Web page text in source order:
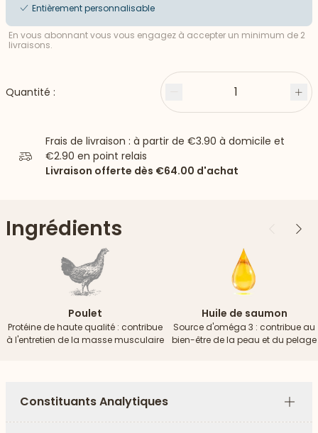
Entièrement personnalisable
En vous abonnant vous vous engagez à accepter un minimum de 2
livraisons.
Quantité : Moins 1
Frais de livraison : à partir de €3.90 à domicile et
€2.90 en point relais
Livraison offerte dès €64.00 d'achat
Ingrédients Précédent
Poulet
Protéine de haute qualité : contribue
à l'entretien de la masse musculaire
Huile de saumon
Source d'oméga 3 : contribue au
bien-être de la peau et du pelage
Constituants Analytiques
Plus